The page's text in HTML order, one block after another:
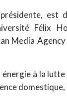
est
Félix
Media
à la
domestique,